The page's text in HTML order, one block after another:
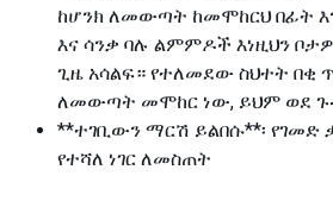
ከሆንክ ለመውጣት ከመሞከርህ በፊት
እና ሳንቃ ባሉ ልምምዶች እነዚህን
ጊዜ አሳልፍ። የተለመደው ስህተት በቂ
ለመውጣት መሞከር ነው, ይህም ወደ
**ተገቢውን ማርሽ ይልበሱ**፡ የገመድ
የተሻለ ነገር ለመስጠት